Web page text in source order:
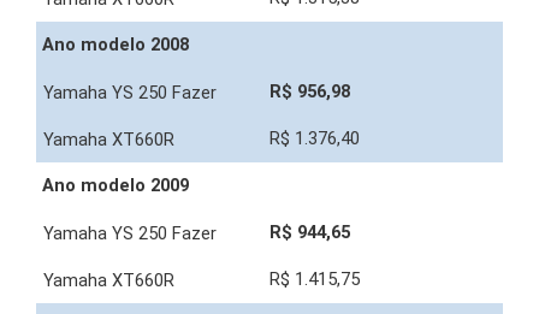
Ano modelo 2008
R$ 956,98
R$ 1.376,40
Ano modelo 2009
R$ 944,65
R$ 1.415,75